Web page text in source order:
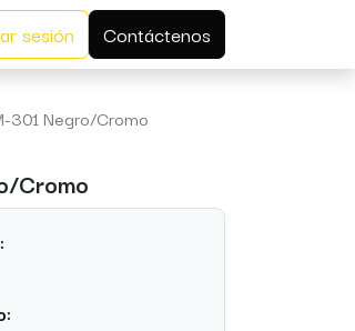
sesión Contáctenos
301 Negro/Cromo
Cromo